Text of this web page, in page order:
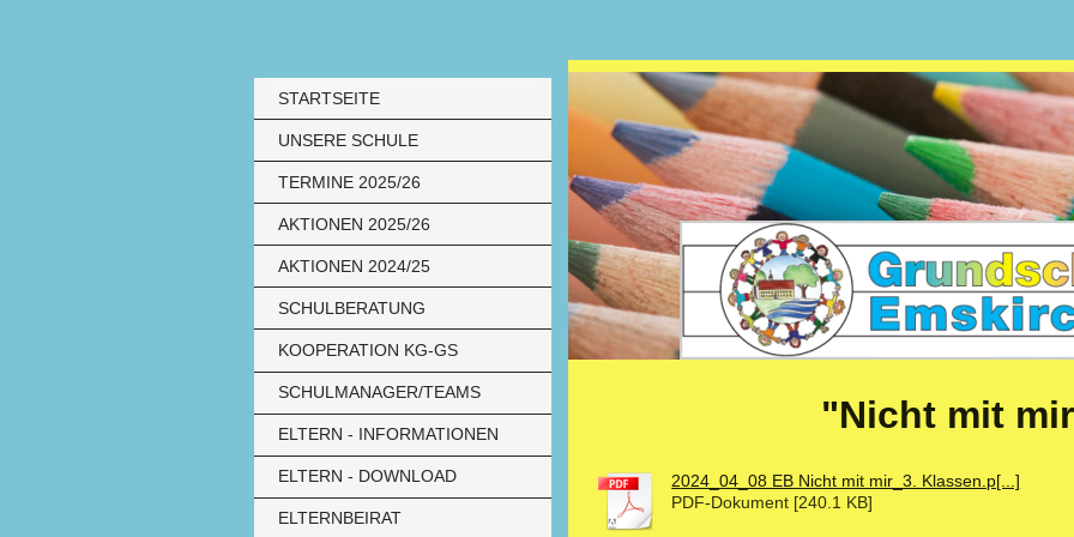
"Nicht mit
2024_04_08 EB Nicht mit mir_3. Klassen.p[...]
PDF-Dokument [240.1 KB]
STARTSEITE
UNSERE SCHULE
TERMINE 2025/26
AKTIONEN 2025/26
AKTIONEN 2024/25
SCHULBERATUNG
KOOPERATION KG-GS
SCHULMANAGER/TEAMS
ELTERN - INFORMATIONEN
ELTERN - DOWNLOAD
ELTERNBEIRAT